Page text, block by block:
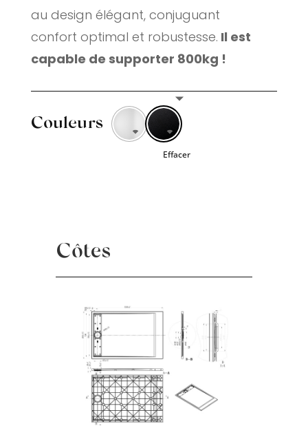
au design élégant, conjuguant
confort optimal et robustesse. Il est
capable de supporter 800kg !
Couleurs
Effacer
Côtes